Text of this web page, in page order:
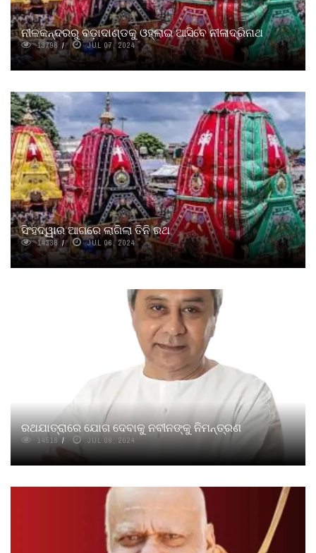
ନୀଳକନ୍ଦରରୁ ବଡ଼ାଦାଣ୍ଡକୁ ଓହ୍ଲାଇ ଆସିବେ ନୀଳାଦ୍ରିନାଥ
13798 JUL 07, 2024
ସିଂହଦ୍ୱାର ଆଗରେ ଲାଗିଲା ତିନି ରଥ
14338 JUL 06, 2024
ରଥଯାତ୍ରାରେ ଯୋଗ ଦେବାକୁ ନବୀନଙ୍କୁ ନିମନ୍ତ୍ରଣ
14518 JUL 06, 2024